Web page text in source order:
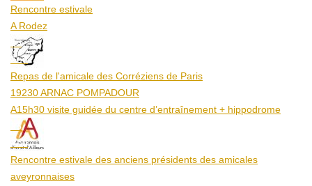
Rencontre estivale
A Rodez
23
Aoû
Repas de l'amicale des Corréziens de Paris
19230 ARNAC POMPADOUR
A15h30 visite guidée du centre d’entraînement + hippodrome
25
Aoû
Rencontre estivale des anciens présidents des amicales
aveyronnaises